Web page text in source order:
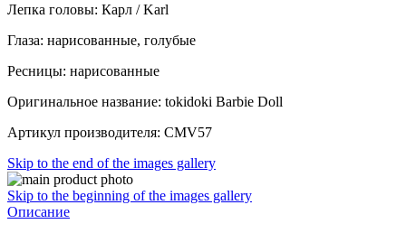
Лепка головы: Карл / Karl
Глаза: нарисованные, голубые
Ресницы: нарисованные
Оригинальное название: tokidoki Barbie Doll
Артикул производителя: CMV57
Skip to the end of the images gallery
Skip to the beginning of the images gallery
Описание